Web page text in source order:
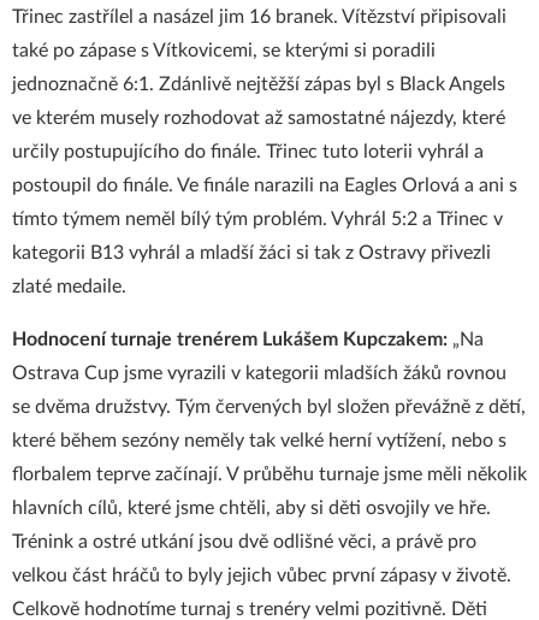
Třinec zastřílel a nasázel jim 16 branek. Vítězství připisovali
také po zápase s Vítkovicemi, se kterými si poradili
jednoznačně 6:1. Zdánlivě nejtěžší zápas byl s Black Angels
ve kterém musely rozhodovat až samostatné nájezdy, které
určily postupujícího do finále. Třinec tuto loterii vyhrál a
postoupil do finále. Ve finále narazili na Eagles Orlová a ani s
tímto týmem neměl bílý tým problém. Vyhrál 5:2 a Třinec v
kategorii B13 vyhrál a mladší žáci si tak z Ostravy přivezli
zlaté medaile.
Hodnocení turnaje trenérem Lukášem Kupczakem: „Na
Ostrava Cup jsme vyrazili v kategorii mladších žáků rovnou
se dvěma družstvy. Tým červených byl složen převážně z dětí,
které během sezóny neměly tak velké herní vytížení, nebo s
florbalem teprve začínají. V průběhu turnaje jsme měli několik
hlavních cílů, které jsme chtěli, aby si děti osvojily ve hře.
Trénink a ostré utkání jsou dvě odlišné věci, a právě pro
velkou část hráčů to byly jejich vůbec první zápasy v životě.
Celkově hodnotíme turnaj s trenéry velmi pozitivně. Děti